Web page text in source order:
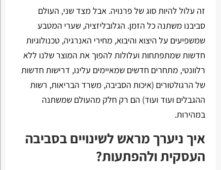
זה עלול להיות סוג של פרנויה. אבל מצד שני, העולם
סביבנו משתנה כל הזמן. הגלובליזציה, שערי המטבע
שמשפיעים על היצוא והיבוא, מחירי האנרגיה, טכנולוגיות
חדשות שמתפתחות ועלולות להפוך את המוצר שלנו ללא
רלוונטי, מתחרים חדשים שמאיימים עלינו, דרישות חדשות
של הרגולטורים (איכות הסביבה, משרד הבריאות, רשות
ההגבלים ועוד ועוד) הם רק חלק מהעולם שמשתנה
במהירות.
איך ניערך מראש לשינויים בסביבה
העסקית ולהפתעות?